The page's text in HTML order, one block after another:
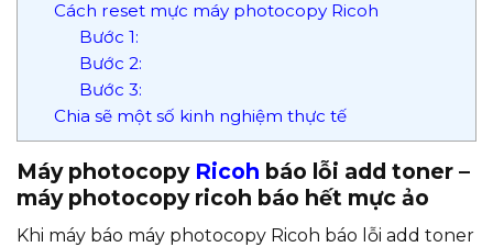
Cách reset mực máy photocopy Ricoh
Bước 1:
Bước 2:
Bước 3:
Chia sẽ một số kinh nghiệm thực tế
Máy photocopy Ricoh báo lỗi add toner –
máy photocopy ricoh báo hết mực ảo
Khi máy báo máy photocopy Ricoh báo lỗi add toner